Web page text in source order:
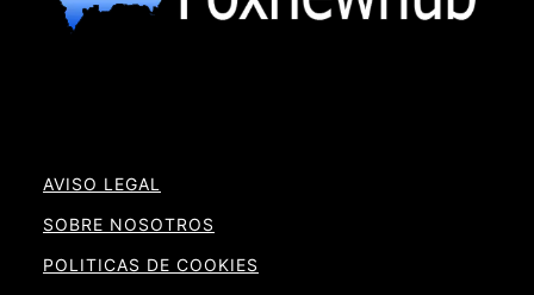
AVISO LEGAL
SOBRE NOSOTROS
POLITICAS DE COOKIES